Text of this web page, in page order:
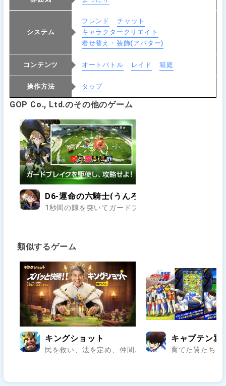
システム
フレンド
チャット
キャラクタークリエイト
着せ替え・装飾(アバター)
コンテンツ オートバトル レイド 箱庭
操作方法 タップ
GOP Co., Ltd.のその他のゲーム
D6-運命の六騎士(うんろく)-
1秒間の隙を突いてガードブレイクで大ダメージを狙
類似するゲーム
キングショット
民を救い、法を定め、仲間と乱世の王座を狙え..
キャプテン翼
育てた翼たちで